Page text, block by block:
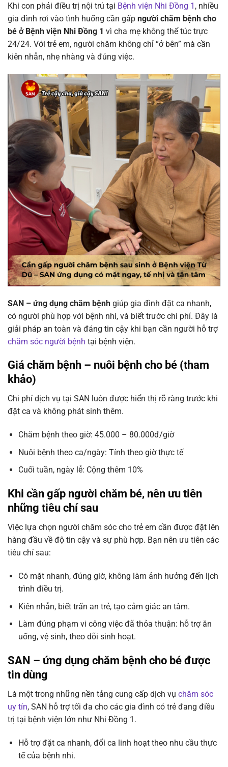
Khi con phải điều trị nội trú tại Bệnh viện Nhi Đồng 1 , nhiều
gia đình rơi vào tình huống cần gấp người chăm bệnh cho
bé ở Bệnh viện Nhi Đồng 1 vì cha mẹ không thể túc trực
24/24. Với trẻ em, người chăm không chỉ “ở bên” mà cần
kiên nhẫn, nhẹ nhàng và đúng việc.
SAN – ứng dụng chăm bệnh giúp gia đình đặt ca nhanh,
có người phù hợp với bệnh nhi, và biết trước chi phí. Đây là
giải pháp an toàn và đáng tin cậy khi bạn cần người hỗ trợ
chăm sóc người bệnh tại bệnh viện.
Giá chăm bệnh – nuôi bệnh cho bé (tham
khảo)
Chi phí dịch vụ tại SAN luôn được hiển thị rõ ràng trước khi
đặt ca và không phát sinh thêm.
Chăm bệnh theo giờ: 45.000 – 80.000đ/giờ
Nuôi bệnh theo ca/ngày: Tính theo giờ thực tế
Cuối tuần, ngày lễ: Cộng thêm 10%
Khi cần gấp người chăm bé, nên ưu tiên
những tiêu chí sau
Việc lựa chọn người chăm sóc cho trẻ em cần được đặt lên
hàng đầu về độ tin cậy và sự phù hợp. Bạn nên ưu tiên các
tiêu chí sau:
Có mặt nhanh, đúng giờ, không làm ảnh hưởng đến lịch
trình điều trị.
Kiên nhẫn, biết trấn an trẻ, tạo cảm giác an tâm.
Làm đúng phạm vi công việc đã thỏa thuận: hỗ trợ ăn
uống, vệ sinh, theo dõi sinh hoạt.
SAN – ứng dụng chăm bệnh cho bé được
tin dùng
Là một trong những nền tảng cung cấp dịch vụ chăm sóc
uy tín, SAN hỗ trợ tối đa cho các gia đình có trẻ đang điều
trị tại bệnh viện lớn như Nhi Đồng 1.
Hỗ trợ đặt ca nhanh, đổi ca linh hoạt theo nhu cầu thực
tế của bệnh nhi.